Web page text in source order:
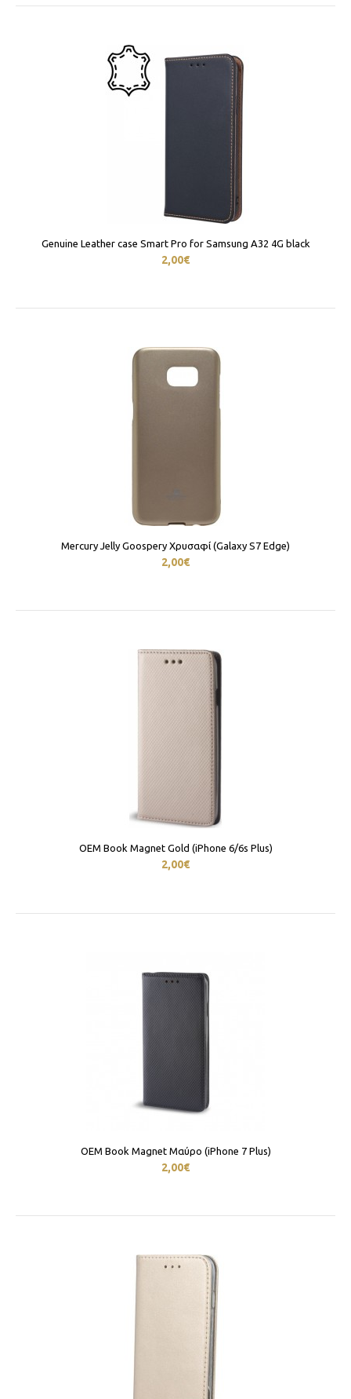
Genuine Leather case Smart Pro for Samsung A32 4G black
2,00€
Mercury Jelly Goospery Χρυσαφί (Galaxy S7 Edge)
2,00€
OEM Book Magnet Gold (iPhone 6/6s Plus)
2,00€
OEM Book Magnet Μαύρο (iPhone 7 Plus)
2,00€